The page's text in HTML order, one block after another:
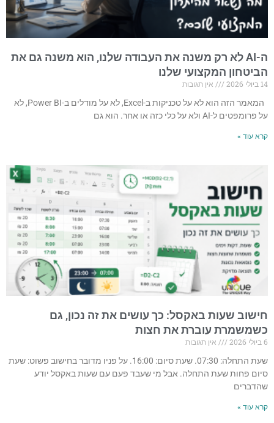
ה-AI לא רק משנה את העבודה שלנו, הוא משנה גם את
הביטחון המקצועי שלנו
14 ביולי 2026
אין תגובות
המאמר הזה הוא לא על טכניקות ב-Excel, לא על מודלים ב-Power BI, לא
על פרומפטים ל-AI ולא על כלי כזה או אחר. הוא גם
קרא עוד »
חישוב שעות באקסל: כך עושים את זה נכון, גם
כשמשמרת עוברת את חצות
6 ביולי 2026
אין תגובות
שעת התחלה: 07:30. שעת סיום: 16:00. על פניו מדובר בחישוב פשוט: שעת
סיום פחות שעת התחלה. אבל מי שעבד פעם עם שעות באקסל יודע
שהדברים
קרא עוד »